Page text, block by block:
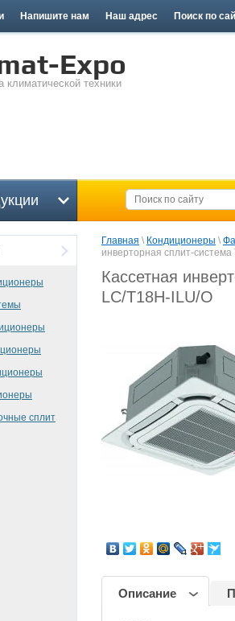
Напишите нам Наш адрес Поиск по
Expo
климатической техники
сплит
Главная \ Кондиционеры \
инверторная сплит-
Кассетная
LC/T18H-ILU/O
Описание